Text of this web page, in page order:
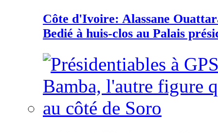
Côte d'Ivoire: Alassane
Bedié à huis-clos au Palais